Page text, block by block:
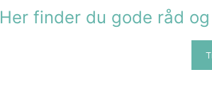
Her finder du gode råd